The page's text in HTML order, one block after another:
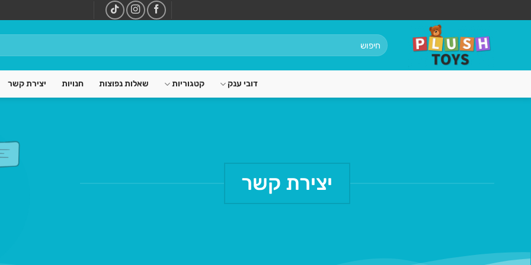
חיפוש
עבור:
דובי ענק קטגוריות שאלות נפוצות חנויות יצירת קשר
יצירת קשר